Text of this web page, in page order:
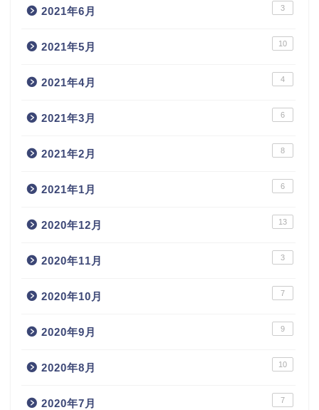
2021年6月 3
2021年5月 10
2021年4月 4
2021年3月 6
2021年2月 8
2021年1月 6
2020年12月 13
2020年11月 3
2020年10月 7
2020年9月 9
2020年8月 10
2020年7月 7